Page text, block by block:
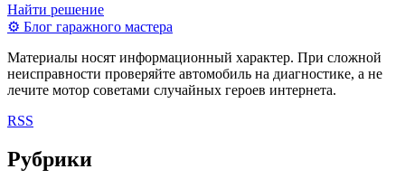
Найти решение
⚙ Блог гаражного мастера
Материалы носят информационный характер. При сложной
неисправности проверяйте автомобиль на диагностике, а не
лечите мотор советами случайных героев интернета.
RSS
Рубрики